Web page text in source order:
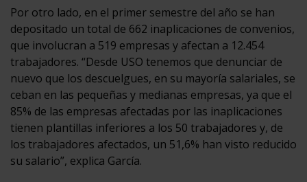
Por otro lado, en el primer semestre del año se han
depositado un total de 662 inaplicaciones de convenios,
que involucran a 519 empresas y afectan a 12.454
trabajadores. “Desde USO tenemos que denunciar de
nuevo que los descuelgues, en su mayoría salariales, se
ceban en las pequeñas y medianas empresas, ya que el
85% de las empresas afectadas por las inaplicaciones
tienen plantillas inferiores a los 50 trabajadores y, de
los trabajadores afectados, un 51,6% han visto reducido
su salario”, explica García.